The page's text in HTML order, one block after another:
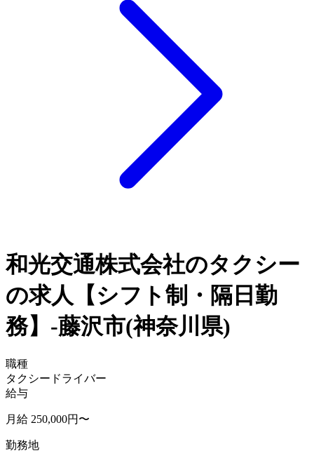
和光交通株式会社のタクシー
の求人【シフト制・隔日勤
務】-藤沢市(神奈川県)
職種
タクシードライバー
給与
月給 250,000円〜
勤務地